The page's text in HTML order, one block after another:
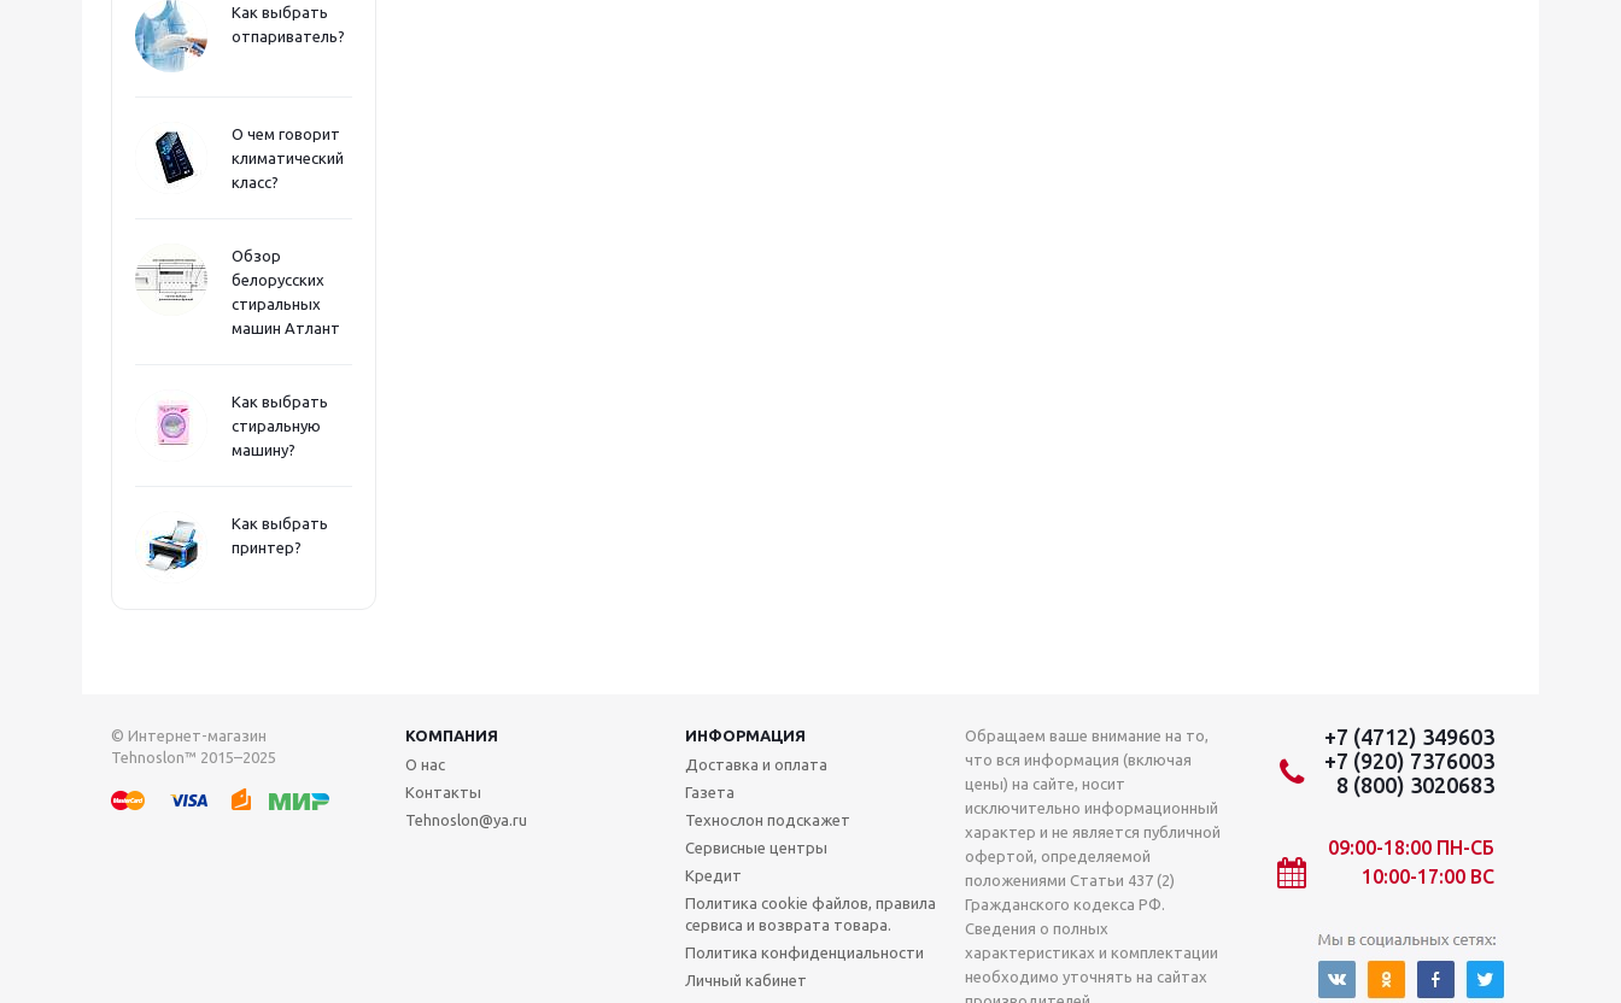
Как выбрать
отпариватель?
О чем говорит
климатический
класс?
Обзор
белорусских
стиральных
машин Атлант
Как выбрать
стиральную
машину?
Как выбрать
принтер?
© Интернет-магазин
Tehnoslon™ 2015–2025
КОМПАНИЯ
ИНФОРМАЦИЯ
О нас
Контакты
Tehnoslon@ya.ru
Доставка и оплата
Газета
Технослон подскажет
Сервисные центры
Кредит
Политика cookie файлов, правила
сервиса и возврата товара.
Политика конфиденциальности
Личный кабинет
Обращаем ваше внимание на то,
что вся информация (включая
цены) на сайте, носит
исключительно информационный
характер и не является публичной
офертой, определяемой
положениями Статьи 437 (2)
Гражданского кодекса РФ.
Сведения о полных
характеристиках и комплектации
необходимо уточнять на сайтах
+7 (4712) 349603
+7 (920) 7376003
8 (800) 3020683
09:00-18:00 ПН-СБ
10:00-17:00 ВС